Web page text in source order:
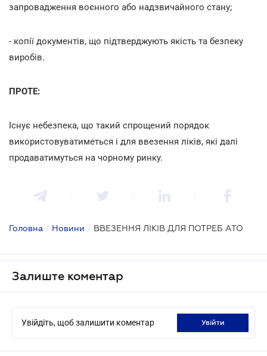
запровадження воєнного або надзвичайного стану;
- копії документів, що підтверджують якість та безпеку
виробів.
ПРОТЕ:
Існує небезпека, що такий спрощений порядок
використовуватиметься і для ввезення ліків, які далі
продаватимуться на чорному ринку.
Головна / Новини / ВВЕЗЕННЯ ЛІКІВ ДЛЯ ПОТРЕБ АТО
Залиште коментар
Увійдіть, щоб залишити коментар увійти